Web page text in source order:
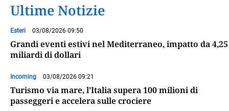
Ultime Notizie
Esteri 03/08/2026 09:50
Grandi eventi estivi nel Mediterraneo, impatto da 4,25
miliardi di dollari
Incoming 03/08/2026 09:21
Turismo via mare, l’Italia supera 100 milioni di
passeggeri e accelera sulle crociere